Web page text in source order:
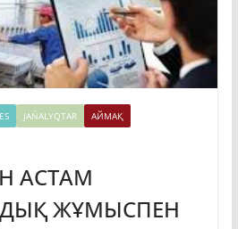
JAŃALYQTAR
АЙМАҚ
АСТАМ
ЖҰМЫСПЕН